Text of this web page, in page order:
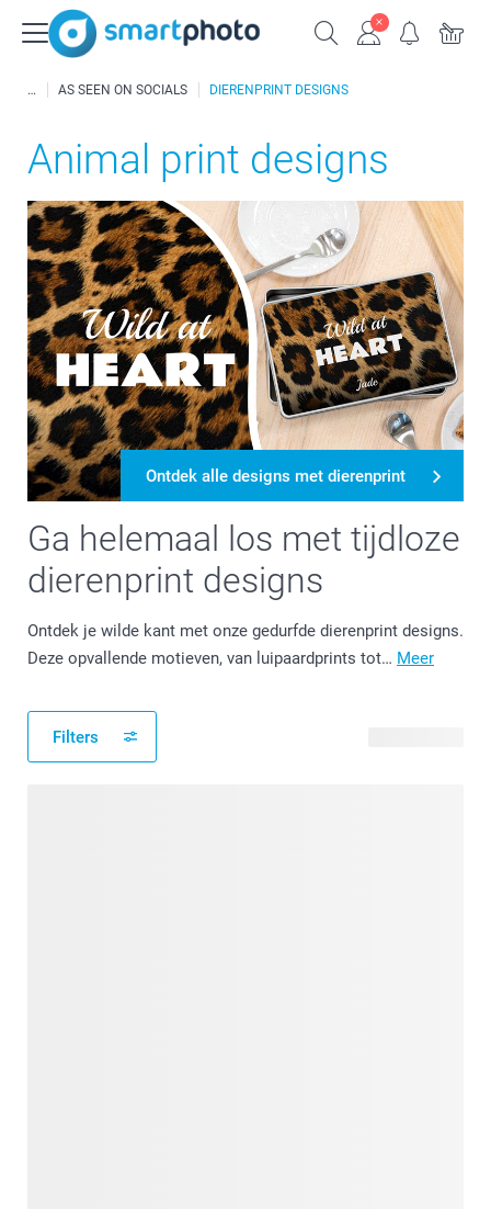
AS SEEN ON SOCIALS DIERENPRINT DESIGNS
Animal print designs
Ga helemaal los met tijdloze
dierenprint designs
Ontdek je wilde kant met onze gedurfde dierenprint designs.
Deze opvallende motieven, van luipaardprints tot… Meer
Ontdek alle designs met dierenprint
Filters